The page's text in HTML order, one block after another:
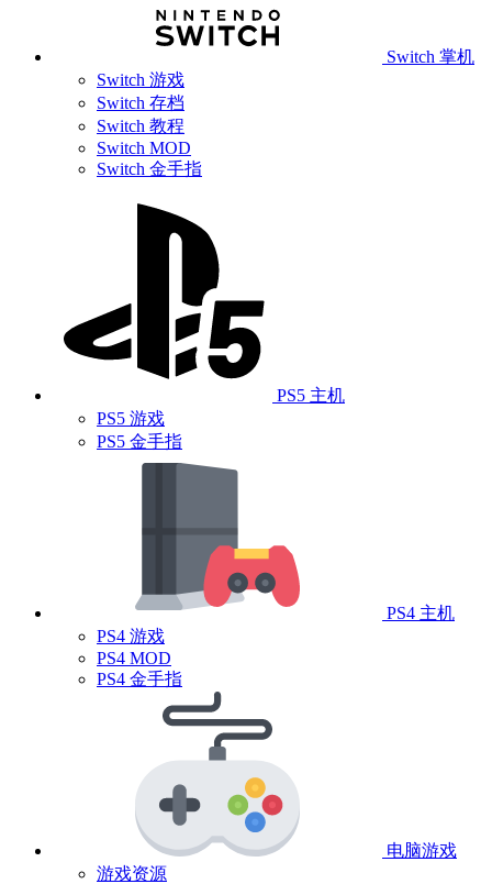
Switch 掌机
Switch 游戏
Switch 存档
Switch 教程
Switch MOD
Switch 金手指
PS5 主机
PS5 游戏
PS5 金手指
PS4 主机
PS4 游戏
PS4 MOD
PS4 金手指
电脑游戏
游戏资源